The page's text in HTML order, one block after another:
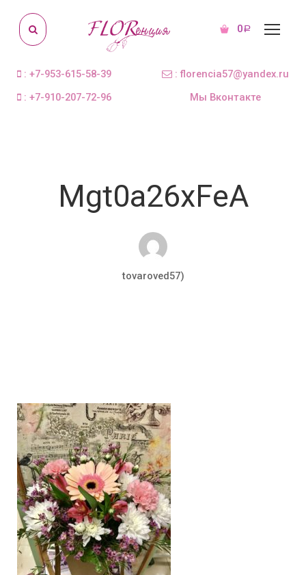
0Р
: +7-953-615-58-39
: +7-910-207-72-96
: florencia57@yandex.ru
Мы Вконтакте
Mgt0a26xFeA
tovaroved57)